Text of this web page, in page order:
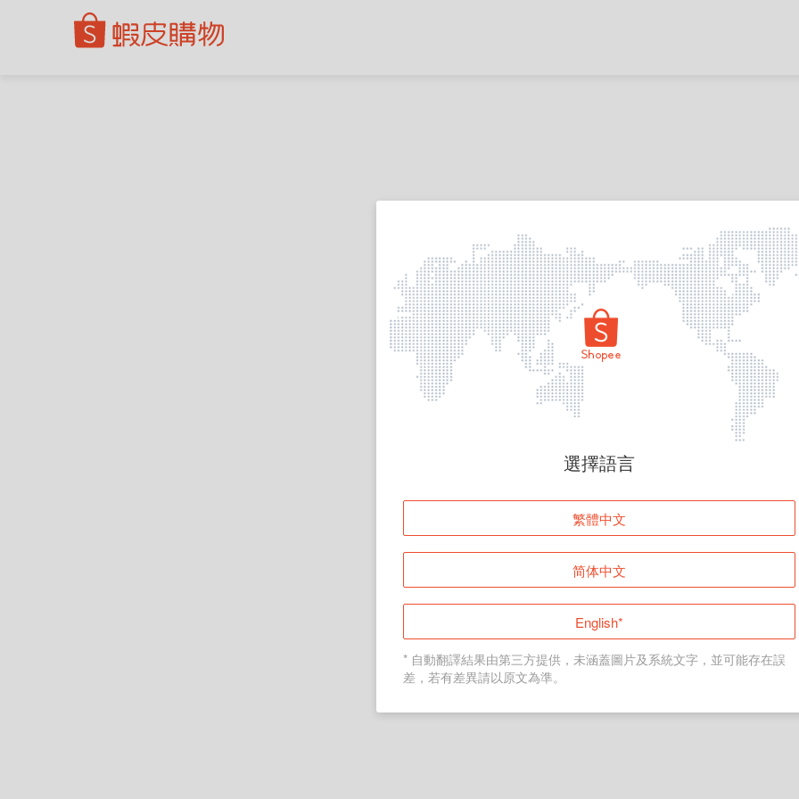
頁面無法顯示
登入
返回首頁
選擇語言
繁體中文
简体中文
English*
* 自動翻譯結果由第三方提供，未涵蓋圖片及系統文字，並可能存在誤
差，若有差異請以原文為準。